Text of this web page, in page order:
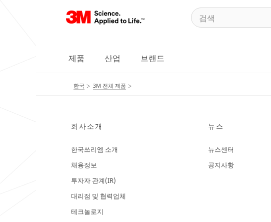
제품 산업 브랜드
한국 3M 전체 제품
회사소개
한국쓰리엠 소개
채용정보
투자자 관계(IR)
대리점 및 협력업체
테크놀로지
뉴스
뉴스센터
공지사항